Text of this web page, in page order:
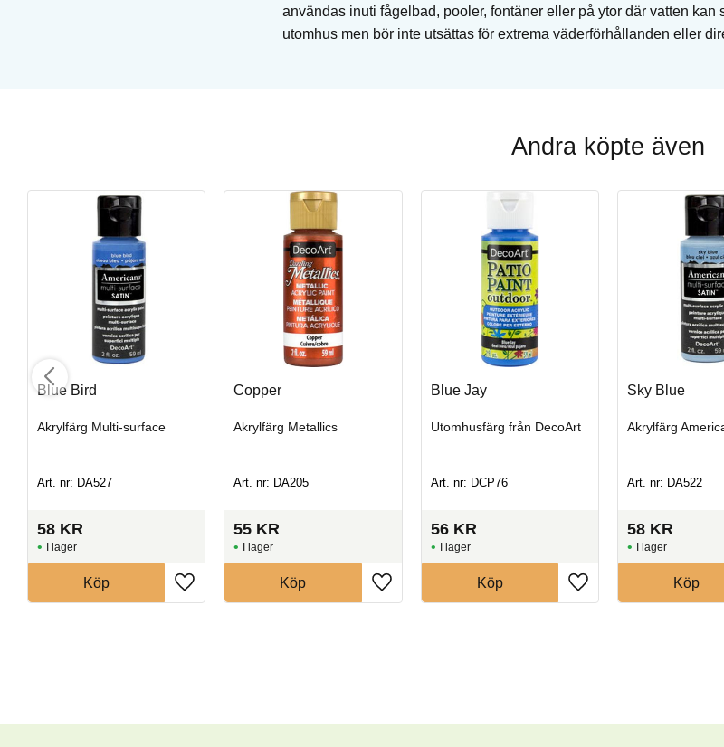
Stengodslera - drejning 25% chamotte 0-0,2 mm
Art. nr: KC-GSSG254
användas inuti fågelbad, pooler, fontäner eller på ytor där vatten kan
utomhus men bör inte utsättas för extrema väderförhållanden eller
Andra köpte även
Blue Bird
Akrylfärg Multi-surface
Art. nr: DA527
58 KR
I lager
Köp
Copper
Akrylfärg Metallics
Art. nr: DA205
55 KR
I lager
Köp
Blue Jay
Utomhusfärg från DecoArt
Art. nr: DCP76
56 KR
I lager
Köp
Sky Blue
Akrylfärg
Art. nr: DA522
58 KR
I lager
Köp